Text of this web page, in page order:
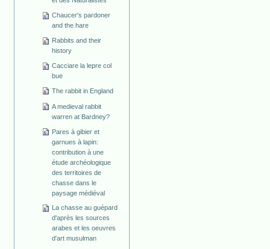
Chaucer's pardoner
and the hare
Rabbits and their
history
Cacciare la lepre col
bue
The rabbit in England
A medieval rabbit
warren at Bardney?
Pares à gibier et
garnues à lapin:
contribution à une
étude archéologique
des territoires de
chasse dans le
paysage médiéval
La chasse au guépard
d'après les sources
arabes et les oeuvres
d'art musulman